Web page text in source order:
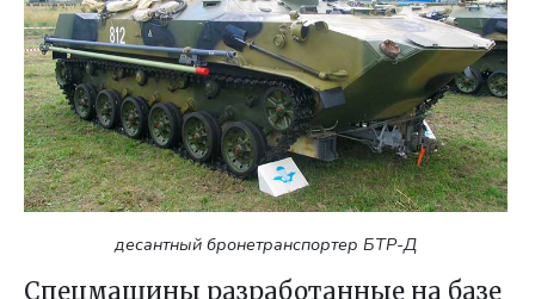
десантный бронетранспортер БТР-Д
Спецмашины разработанные на базе